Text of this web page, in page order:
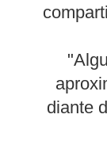
diante